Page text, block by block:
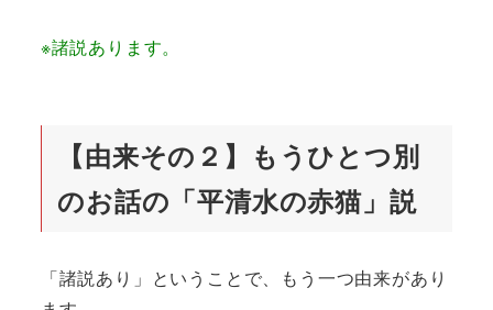
※諸説あります。
【由来その２】もうひとつ別
のお話の「平清水の赤猫」説
「諸説あり」ということで、もう一つ由来があり